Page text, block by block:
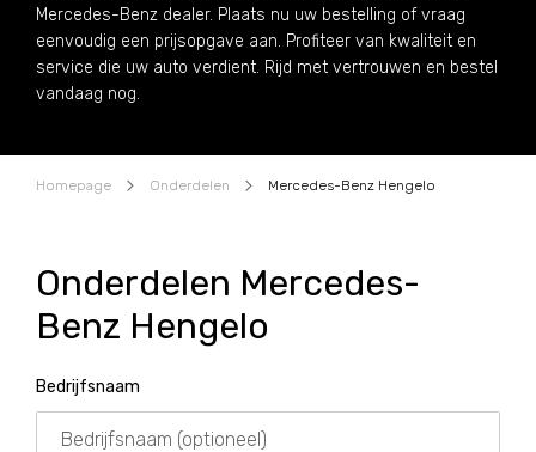
Mercedes-Benz dealer. Plaats nu uw bestelling of vraag
eenvoudig een prijsopgave aan. Profiteer van kwaliteit en
service die uw auto verdient. Rijd met vertrouwen en bestel
vandaag nog.
Homepage Onderdelen Mercedes-Benz Hengelo
Onderdelen Mercedes-
Benz Hengelo
Bedrijfsnaam